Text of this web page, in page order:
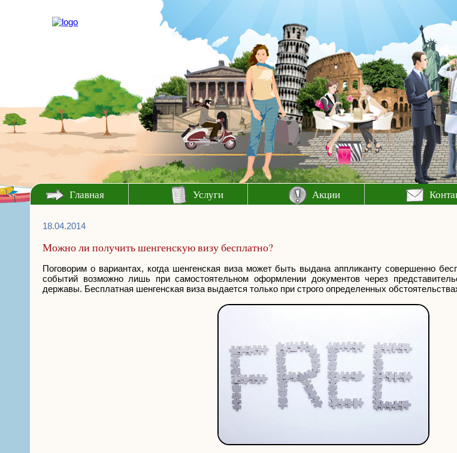
Главная Услуги Акции
18.04.2014
Можно ли получить шенгенскую визу бесплатно?
Поговорим о вариантах, когда шенгенская виза может быть выдана аппликанту совершенно
событий возможно лишь при самостоятельном оформлении документов через
державы. Бесплатная шенгенская виза выдается только при строго определенных